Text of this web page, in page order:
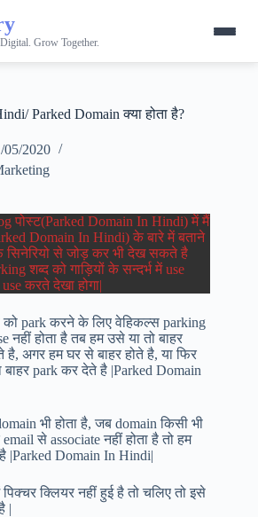
Grow Together.
Parked Domain क्या होता है?
05/2020
Domain In Hindi) में मैं
Domain In Hindi) के बारे में बताने
सिनेरियो से जोड़ कर भी देख सकते है
शब्द को गाड़ियों के सन्दर्भ में use
करते देखा होगा|
park करने के लिए वेहिकल्स parking
नहीं होता है तब हम उसे या तो बाहर
अगर हम घर से बाहर होते है, या फिर
park कर देते है |Parked Domain
भी होता है, जब domain किसी भी
से associate नहीं होता है तो हम
|Parked Domain In Hindi|
क्लियर नहीं हुई है तो चलिए तो इसे
|